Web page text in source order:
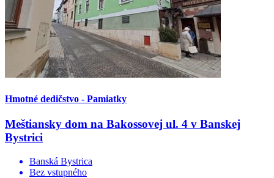
Hmotné dedičstvo - Pamiatky
Meštiansky dom na Bakossovej ul. 4 v Banskej
Bystrici
Banská Bystrica
Bez vstupného